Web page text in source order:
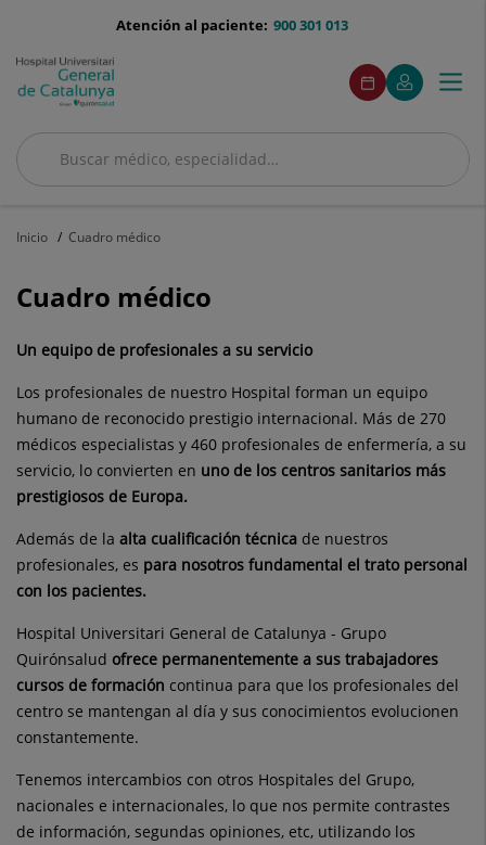
menu-
900 301 013
Atención al paciente:
Buscar
Buscar
menuAcceso
Pedir
cita
Este
enlace
se
en
Mi
Quirónsalud
Este
enlace
se
en
ventana
Menú
Inicio Cuadro médico
Cuadro médico
Un equipo de profesionales a su servicio
Los profesionales de nuestro Hospital forman un equipo
humano de reconocido prestigio internacional. Más de 270
médicos especialistas y 460 profesionales de enfermería, a su
servicio, lo convierten en uno de los centros sanitarios más
prestigiosos de Europa.
Además de la alta cualificación técnica de nuestros
profesionales, es para nosotros fundamental el trato personal
con los pacientes.
Hospital Universitari General de Catalunya - Grupo
Quirónsalud ofrece permanentemente a sus trabajadores
cursos de formación continua para que los profesionales del
centro se mantengan al día y sus conocimientos evolucionen
constantemente.
Tenemos intercambios con otros Hospitales del Grupo,
nacionales e internacionales, lo que nos permite contrastes
de información, segundas opiniones, etc, utilizando los